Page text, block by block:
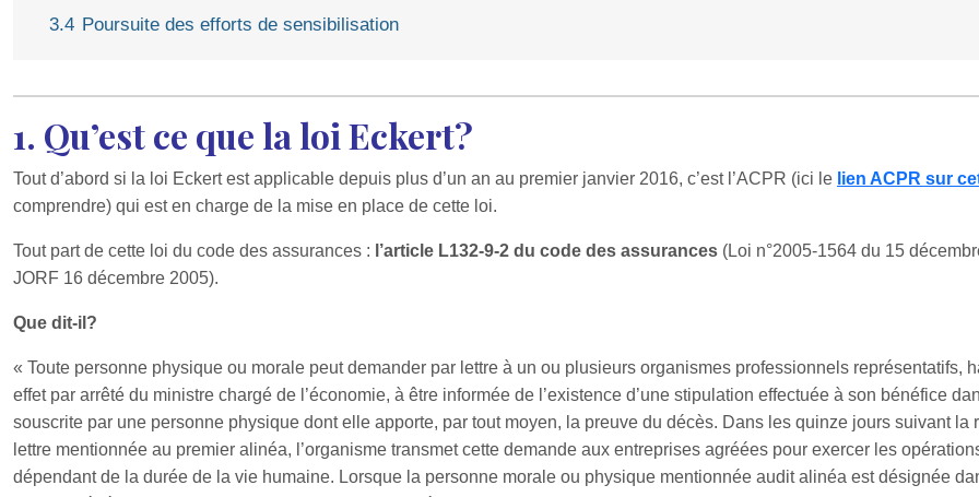
3.4 Poursuite des efforts de sensibilisation
1. Qu’est ce que la loi Eckert?
Tout d’abord si la loi Eckert est applicable depuis plus d’un an au premier janvier 2016, c’est l’ACPR (ici le lien ACPR sur
comprendre) qui est en charge de la mise en place de cette loi.
Tout part de cette loi du code des assurances : l’article L132-9-2 du code des assurances (Loi n°2005-1564 du 15
JORF 16 décembre 2005).
Que dit-il?
« Toute personne physique ou morale peut demander par lettre à un ou plusieurs organismes professionnels représentatifs,
effet par arrêté du ministre chargé de l’économie, à être informée de l’existence d’une stipulation effectuée à son bénéfice
souscrite par une personne physique dont elle apporte, par tout moyen, la preuve du décès. Dans les quinze jours suivant la
lettre mentionnée au premier alinéa, l’organisme transmet cette demande aux entreprises agréées pour exercer les
dépendant de la durée de la vie humaine. Lorsque la personne morale ou physique mentionnée audit alinéa est désignée